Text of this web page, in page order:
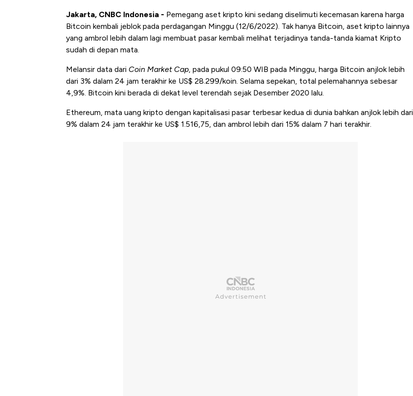
Jakarta, CNBC Indonesia - Pemegang aset kripto kini sedang diselimuti kecemasan karena harga
Bitcoin kembali jeblok pada perdagangan Minggu (12/6/2022). Tak hanya Bitcoin, aset kripto lainnya
yang ambrol lebih dalam lagi membuat pasar kembali melihat terjadinya tanda-tanda kiamat Kripto
sudah di depan mata.
Melansir data dari Coin Market Cap, pada pukul 09:50 WIB pada Minggu, harga Bitcoin anjlok lebih
dari 3% dalam 24 jam terakhir ke US$ 28.299/koin. Selama sepekan, total pelemahannya sebesar
4,9%. Bitcoin kini berada di dekat level terendah sejak Desember 2020 lalu.
Ethereum, mata uang kripto dengan kapitalisasi pasar terbesar kedua di dunia bahkan anjlok lebih dari
9% dalam 24 jam terakhir ke US$ 1.516,75, dan ambrol lebih dari 15% dalam 7 hari terakhir.